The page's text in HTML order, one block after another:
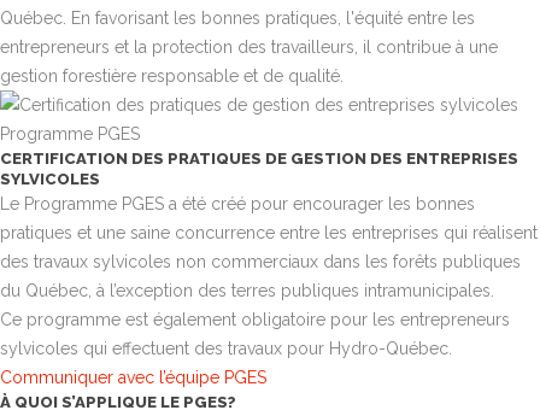
Québec. En favorisant les bonnes pratiques, l'équité entre les
entrepreneurs et la protection des travailleurs, il contribue à une
gestion forestière responsable et de qualité.
Programme PGES
CERTIFICATION DES PRATIQUES DE GESTION DES ENTREPRISES
SYLVICOLES
Le Programme PGES a été créé pour encourager les bonnes
pratiques et une saine concurrence entre les entreprises qui réalisent
des travaux sylvicoles non commerciaux dans les forêts publiques
du Québec, à l’exception des terres publiques intramunicipales.
Ce programme est également obligatoire pour les entrepreneurs
sylvicoles qui effectuent des travaux pour Hydro-Québec.
Communiquer avec l’équipe PGES
À QUOI S’APPLIQUE LE PGES?